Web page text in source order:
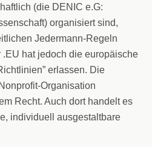
(die DENIC e.G:
organisiert sind,
Jedermann-Regeln
hat jedoch die europäische
erlassen. Die
Organisation
Recht. Auch dort handelt es
individuell ausgestaltbare